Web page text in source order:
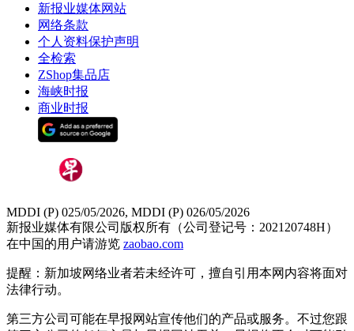
新报业媒体网站
网络条款
个人资料保护声明
全检索
ZShop集品店
海峡时报
商业时报
MDDI (P) 025/05/2026, MDDI (P) 026/05/2026
新报业媒体有限公司版权所有（公司登记号：202120748H）
在中国的用户请游览 zaobao.com
提醒：新加坡网络业者若未经许可，擅自引用本网内容将面对
法律行动。
第三方公司可能在早报网站宣传他们的产品或服务。不过您跟